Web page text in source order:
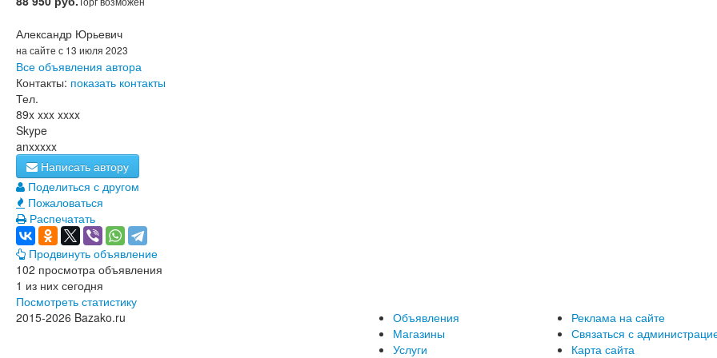
Александр Юрьевич
на сайте с 13 июля 2023
Все объявления автора
Контакты: показать контакты
Тел.
89x xxx xxxx
Skype
anxxxxx
Написать автору
Поделиться с другом
Пожаловаться
Распечатать
Продвинуть объявление
102 просмотра объявления
1 из них сегодня
Посмотреть статистику
2015-2026 Bazako.ru
Объявления
Магазины
Услуги
Реклама на сайте
Связаться с
Карта сайта